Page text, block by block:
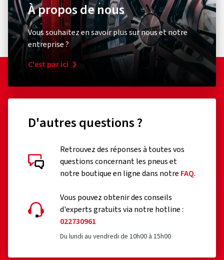
À propos de nous
Vous souhaitez en savoir plus sur nous et notre
entreprise ?
C'est par ici
D'autres questions ?
Retrouvez des réponses à toutes vos
questions concernant les pneus et
notre boutique en ligne dans notre FAQ.
Vous pouvez obtenir des conseils
d'experts gratuits via notre hotline :
022730961
Du lundi au vendredi de 10h00 à 15h00